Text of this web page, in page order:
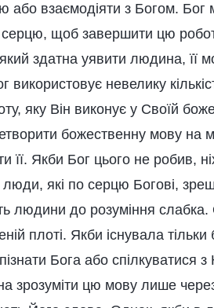
або взаємодіяти з Богом. Бог
щоб завершити цю
здатна уявити людина, її
використовує невелику
яку Він виконує у Своїй
божественну мову
її. Якби Бог цього не робив,
які по серцю Богові,
людини до розуміння
плоті. Якби існувала
Бога або
зрозуміти цю мову лише